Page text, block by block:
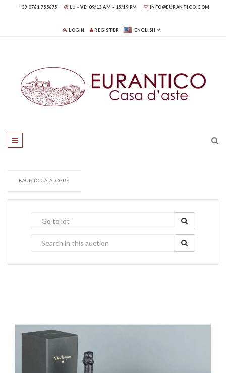
+39 0761 755675 LU - VE: 09/13 AM - 15/19 PM INFO@EURANTICO.COM
LOGIN REGISTER ENGLISH
BACK TO CATALOGUE